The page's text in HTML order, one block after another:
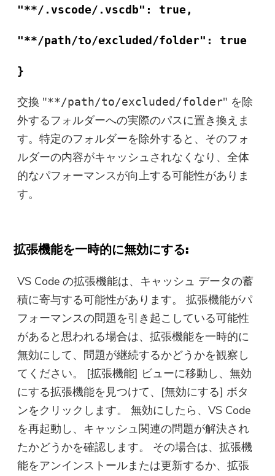
"**/.vscode/.vscdb": true,
"**/path/to/excluded/folder": true
}
交換 "**/path/to/excluded/folder" を除
外するフォルダーへの実際のパスに置き換えま
す。特定のフォルダーを除外すると、そのフォ
ルダーの内容がキャッシュされなくなり、全体
的なパフォーマンスが向上する可能性がありま
す。
拡張機能を一時的に無効にする:
VS Code の拡張機能は、キャッシュ データの蓄
積に寄与する可能性があります。 拡張機能がパ
フォーマンスの問題を引き起こしている可能性
があると思われる場合は、拡張機能を一時的に
無効にして、問題が継続するかどうかを観察し
てください。 [拡張機能] ビューに移動し、無効
にする拡張機能を見つけて、[無効にする] ボタ
ンをクリックします。 無効にしたら、VS Code
を再起動し、キャッシュ関連の問題が解決され
たかどうかを確認します。 その場合は、拡張機
能をアンインストールまたは更新するか、拡張
を購読する
このソフトウェアは、Macでの
みダウンロードして使用できま
す。メールアドレスを入力し
て、ダウンロードリンクとクー
ポンコードを取得できます。 ソ
フトウェアを購入したい場合は
ここへ： ストア.
有効なメールアドレスを入力してく
ださい。
提出